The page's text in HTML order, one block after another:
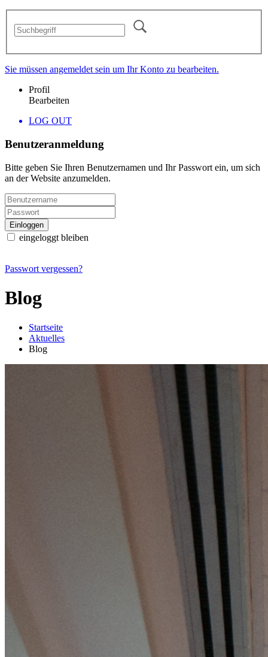
Sie müssen angemeldet sein um Ihr Konto zu bearbeiten.
Profil
Bearbeiten
LOG OUT
Benutzeranmeldung
Bitte geben Sie Ihren Benutzernamen und Ihr Passwort ein, um sich
an der Website anzumelden.
eingeloggt bleiben
Passwort vergessen?
Blog
Startseite
Aktuelles
Blog